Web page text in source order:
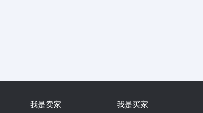
我是卖家 我是买家